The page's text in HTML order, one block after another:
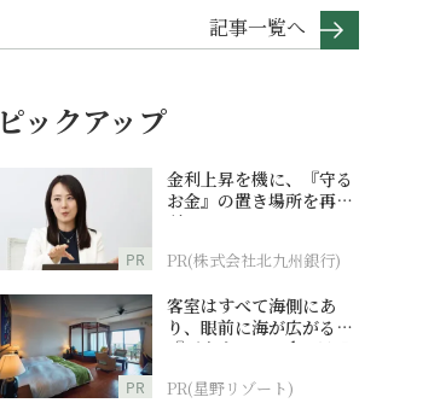
記事一覧へ
ピックアップ
PR
金利上昇を機に、『守る
お金』の置き場所を再検
討
PR(株式会社北九州銀行)
PR
客室はすべて海側にあ
り、眼前に海が広がる
『西表島ホテル by 星野
PR(星野リゾート)